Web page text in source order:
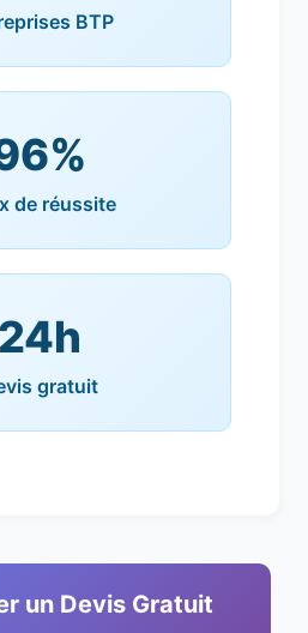
BTP
de réussite
24h
gratuit
un Devis Gratuit